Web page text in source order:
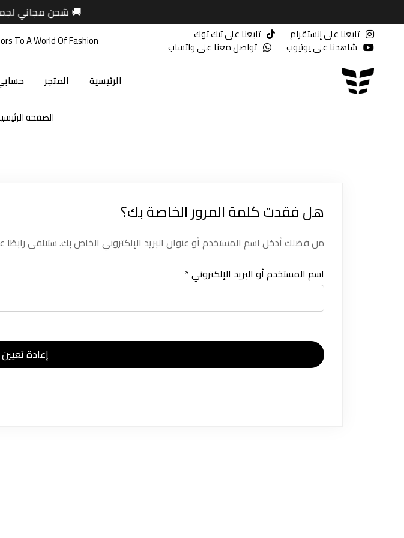
🚚 شحن مجاني
تابعنا على إنستقرام تابعنا على تيك توك
شاهدنا على يوتيوب تواصل معنا على واتساب To A World Of Fashion
الرئيسية المتجر
الصفحة
هل فقدت كلمة المرور الخاصة بك؟
من فضلك أدخل اسم المستخدم أو عنوان البريد الإلكتروني الخاص بك. ستتلقى رابطًا
اسم المستخدم أو البريد الإلكتروني*
إعادة